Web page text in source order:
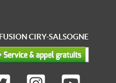
CIRY-SALSOGNE